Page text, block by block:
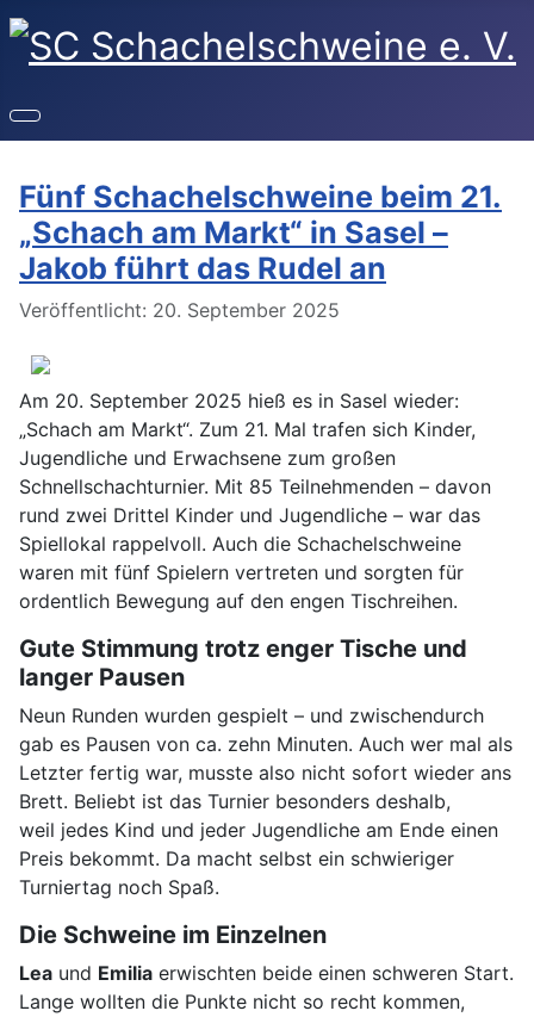
Fünf Schachelschweine beim 21.
„Schach am Markt“ in Sasel –
Jakob führt das Rudel an
Details
Veröffentlicht: 20. September 2025
Am 20. September 2025 hieß es in Sasel wieder:
„Schach am Markt“. Zum 21. Mal trafen sich Kinder,
Jugendliche und Erwachsene zum großen
Schnellschachturnier. Mit 85 Teilnehmenden – davon
rund zwei Drittel Kinder und Jugendliche – war das
Spiellokal rappelvoll. Auch die Schachelschweine
waren mit fünf Spielern vertreten und sorgten für
ordentlich Bewegung auf den engen Tischreihen.
Gute Stimmung trotz enger Tische und
langer Pausen
Neun Runden wurden gespielt – und zwischendurch
gab es Pausen von ca. zehn Minuten. Auch wer mal als
Letzter fertig war, musste also nicht sofort wieder ans
Brett. Beliebt ist das Turnier besonders deshalb,
weil jedes Kind und jeder Jugendliche am Ende einen
Preis bekommt. Da macht selbst ein schwieriger
Turniertag noch Spaß.
Die Schweine im Einzelnen
Lea und Emilia erwischten beide einen schweren Start.
Lange wollten die Punkte nicht so recht kommen,